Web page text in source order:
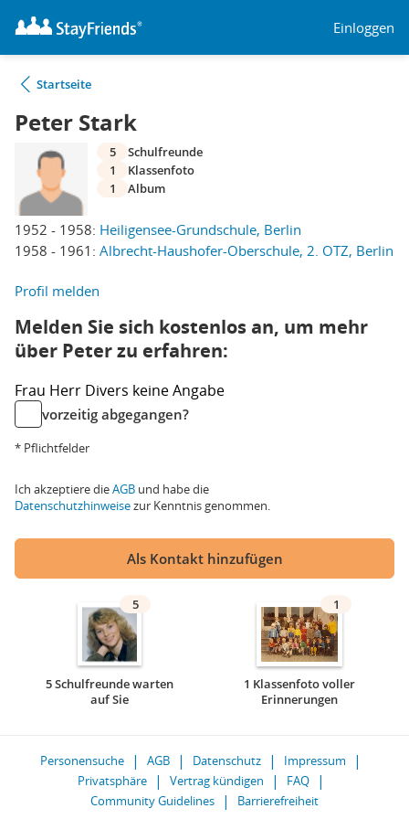
Einloggen
Startseite
Peter Stark
1952 - 1958: Heiligensee-Grundschule, Berlin
1958 - 1961: Albrecht-Haushofer-Oberschule, 2. OTZ, Berlin
5
Schulfreunde
1
Klassenfoto
1
Album
Profil melden
Melden Sie sich kostenlos an, um mehr
über Peter zu erfahren:
Frau Herr Divers keine Angabe
vorzeitig abgegangen?
* Pflichtfelder
Ich akzeptiere dieAGB und habe die
Datenschutzhinweisezur Kenntnis genommen.
Als Kontakt hinzufügen
5
5 Schulfreunde warten
auf Sie
1
1 Klassenfoto voller
Erinnerungen
Personensuche AGB Datenschutz
Impressum
Privatsphäre
Vertrag kündigen
FAQ
Community Guidelines
Barrierefreiheit